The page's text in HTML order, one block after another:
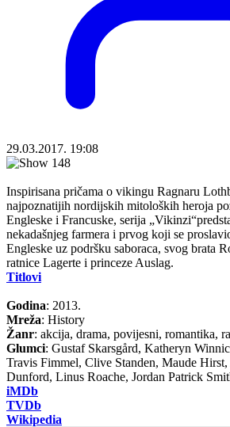
29.03.2017. 19:08
Inspirisana pričama o vikingu Ragnaru
najpoznatijih nordijskih mitoloških heroja
Engleske i Francuske, serija
nekadašnjeg farmera i prvog koji se
Engleske uz podršku saboraca, svog brata
ratnice Lagerte i princeze Auslag.
Titlovi
Godina: 2013.
Mreža: History
Žanr: akcija, drama, povijesni, romantika,
Glumci: Gustaf Skarsgård, Katheryn
Travis Fimmel, Clive Standen, Maude
Dunford, Linus Roache, Jordan Patrick
iMDb
TVDb
Wikipedia